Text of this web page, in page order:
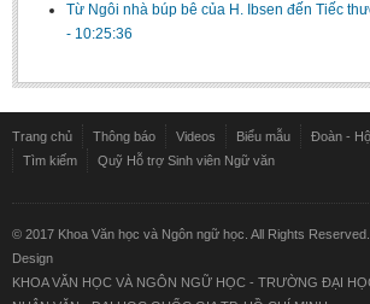
Từ Ngôi nhà búp bê của H. Ibsen đến Tiếc
- 10:25:36
Trang chủ Thông báo Videos Biểu mẫu
Đoàn -
Tìm kiếm
Quỹ Hỗ trợ Sinh viên Ngữ văn
© 2017 Khoa Văn học và Ngôn ngữ học. All Rights
Design
KHOA VĂN HỌC VÀ NGÔN NGỮ HỌC - TRƯỜNG ĐẠI